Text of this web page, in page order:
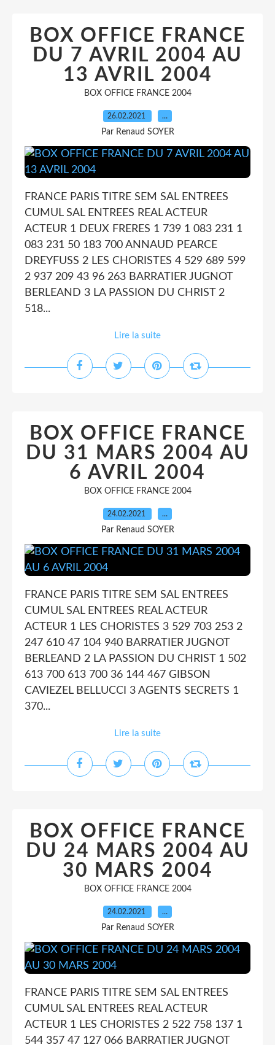
BOX OFFICE FRANCE
DU 7 AVRIL 2004 AU
13 AVRIL 2004
BOX OFFICE FRANCE 2004
26.02.2021 …
Par Renaud SOYER
FRANCE PARIS TITRE SEM SAL ENTREES
CUMUL SAL ENTREES REAL ACTEUR
ACTEUR 1 DEUX FRERES 1 739 1 083 231 1
083 231 50 183 700 ANNAUD PEARCE
DREYFUSS 2 LES CHORISTES 4 529 689 599
2 937 209 43 96 263 BARRATIER JUGNOT
BERLEAND 3 LA PASSION DU CHRIST 2
518...
Lire la suite
BOX OFFICE FRANCE
DU 31 MARS 2004 AU
6 AVRIL 2004
BOX OFFICE FRANCE 2004
24.02.2021 …
Par Renaud SOYER
FRANCE PARIS TITRE SEM SAL ENTREES
CUMUL SAL ENTREES REAL ACTEUR
ACTEUR 1 LES CHORISTES 3 529 703 253 2
247 610 47 104 940 BARRATIER JUGNOT
BERLEAND 2 LA PASSION DU CHRIST 1 502
613 700 613 700 36 144 467 GIBSON
CAVIEZEL BELLUCCI 3 AGENTS SECRETS 1
370...
Lire la suite
BOX OFFICE FRANCE
DU 24 MARS 2004 AU
30 MARS 2004
BOX OFFICE FRANCE 2004
24.02.2021 …
Par Renaud SOYER
FRANCE PARIS TITRE SEM SAL ENTREES
CUMUL SAL ENTREES REAL ACTEUR
ACTEUR 1 LES CHORISTES 2 522 758 137 1
544 357 47 127 066 BARRATIER JUGNOT